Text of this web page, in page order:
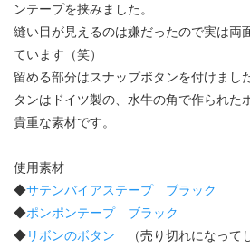
ンテープを挟みました。
縫い目が見えるのは嫌だったので実は両
ています（笑）
留める部分はスナップボタンを付けまし
タンはドイツ製の、水牛の角で作られた
貴重な素材です。
使用素材
◆サテンバイアステープ ブラック
◆ポンポンテープ ブラック
◆リボンのボタン （売り切れになって